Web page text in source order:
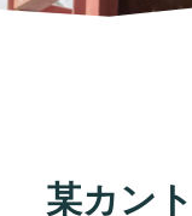
某カン